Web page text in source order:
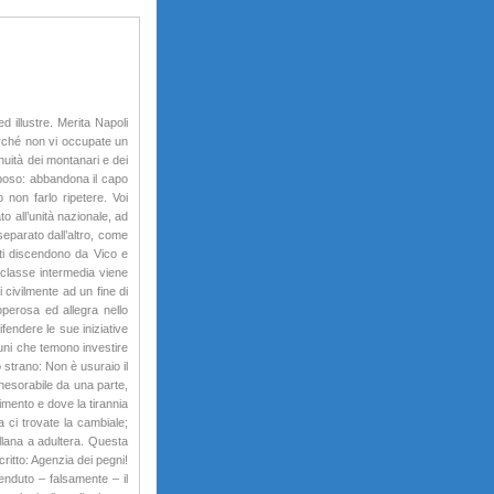
illustre. Merita Napoli
non vi occupate un
dei montanari e dei
abbandona il capo
non farlo ripetere. Voi
all’unità nazionale, ad
dall’altro, come
discendono da Vico e
intermedia viene
ad un fine di
ed allegra nello
le sue iniziative
che temono investire
Non è usuraio il
da una parte,
e dove la tirannia
ci trovate la cambiale;
a adultera. Questa
Agenzia dei pegni!
– falsamente – il